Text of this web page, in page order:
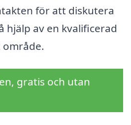
för att diskutera
hjälp av en kvalificerad
gratis och utan